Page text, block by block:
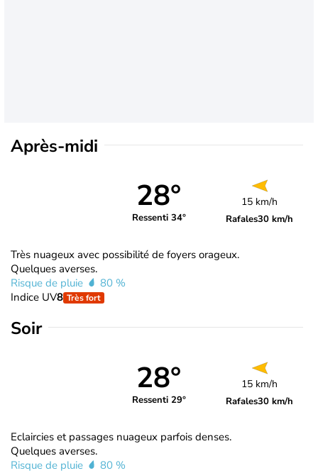
Après-midi
28°
Ressenti 34°
15 km/h
Rafales30 km/h
Très nuageux avec possibilité de foyers orageux.
Quelques averses.
Risque de pluie
80 %
Indice UV8 Très fort
Soir
28°
Ressenti 29°
15 km/h
Rafales30 km/h
Eclaircies et passages nuageux parfois denses.
Quelques averses.
Risque de pluie
80 %